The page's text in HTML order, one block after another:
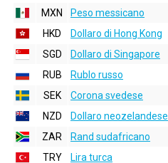
MXN
Peso messicano
HKD
Dollaro di Hong Kong
SGD
Dollaro di Singapore
RUB
Rublo russo
SEK
Corona svedese
NZD
Dollaro neozelandese
ZAR
Rand sudafricano
TRY
Lira turca